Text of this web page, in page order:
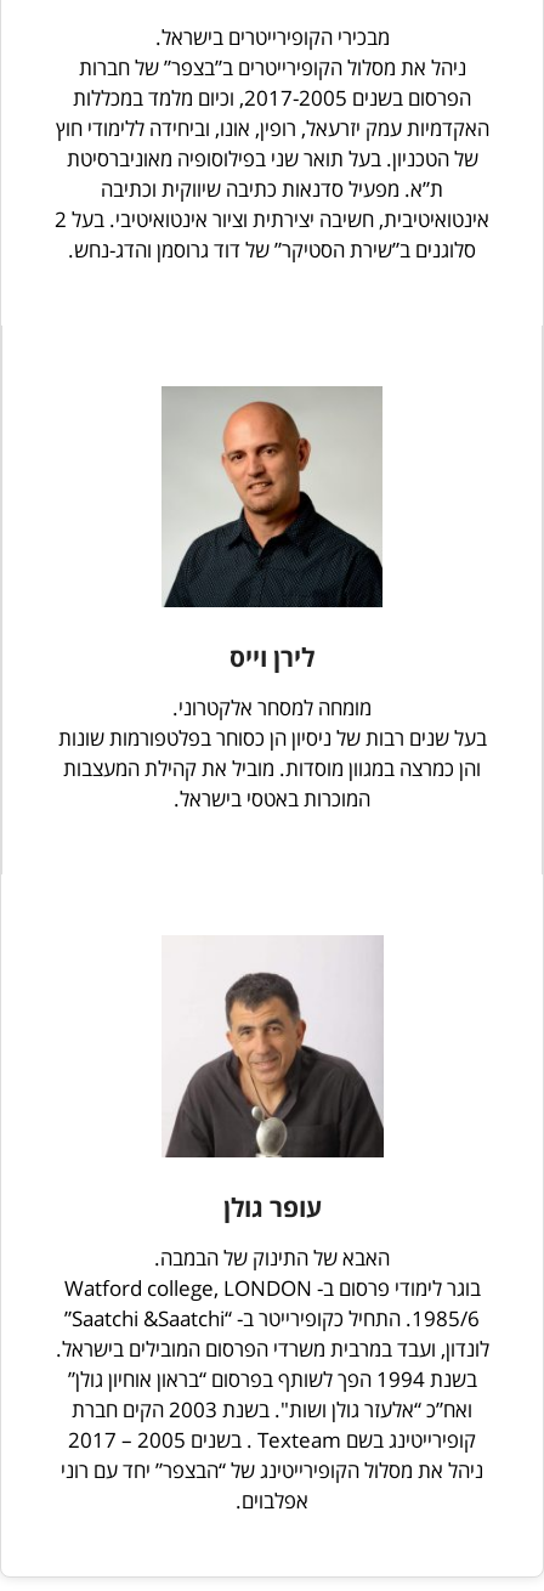
מבכירי הקופירייטרים בישראל.
ניהל את מסלול הקופירייטרים ב”בצפר” של חברות
הפרסום בשנים 2017-2005, וכיום מלמד במכללות
האקדמיות עמק יזרעאל, רופין, אונו, וביחידה ללימודי חוץ
של הטכניון. בעל תואר שני בפילוסופיה מאוניברסיטת
ת”א. מפעיל סדנאות כתיבה שיווקית וכתיבה
אינטואיטיבית, חשיבה יצירתית וציור אינטואיטיבי. בעל 2
סלוגנים ב”שירת הסטיקר” של דוד גרוסמן והדג-נחש.
לירן וייס
מומחה למסחר אלקטרוני.
בעל שנים רבות של ניסיון הן כסוחר בפלטפורמות שונות
והן כמרצה במגוון מוסדות. מוביל את קהילת המעצבות
המוכרות באטסי בישראל.
עופר גולן
האבא של התינוק של הבמבה.
בוגר לימודי פרסום ב- Watford college, LONDON
1985/6. התחיל כקופירייטר ב- “Saatchi &Saatchi”
לונדון, ועבד במרבית משרדי הפרסום המובילים בישראל.
בשנת 1994 הפך לשותף בפרסום “בראון אוחיון גולן”
ואח”כ “אלעזר גולן ושות". בשנת 2003 הקים חברת
קופירייטינג בשם Texteam . בשנים 2005 – 2017
ניהל את מסלול הקופירייטינג של “הבצפר” יחד עם רוני
אפלבוים.